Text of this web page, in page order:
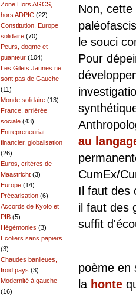
Non,
le souci
Pour
au
CumEx/
Il faut des
il faut des
suffit
poème en
la honte
Zone Hors AGCS,
hors ADPIC (22)
Constitution, Europe
solidaire (70)
Peurs, dogme et
puanteur (104)
Les Gilets Jaunes ne
sont pas de Gauche
(11)
Monde solidaire (13)
France, arriérée
sociale (43)
Entrepreneuriat
financier, globalisation
(26)
Euros, critères de
Maastricht (3)
Europe (14)
Précarisation (6)
Accords de Kyoto et
PIB (5)
Hégémonies (3)
Ecoliers sans papiers
(3)
Chaudes banlieues,
froid pays (3)
Modernité à gauche
(16)